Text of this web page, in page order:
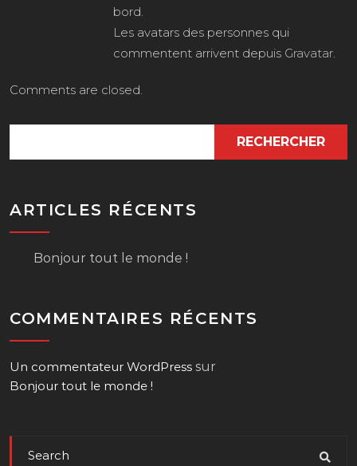
bord.
Les avatars des personnes qui
commentent arrivent depuis Gravatar.
Comments are closed.
RECHERCHER
ARTICLES RÉCENTS
Bonjour tout le monde !
COMMENTAIRES RÉCENTS
Un commentateur WordPress sur
Bonjour tout le monde !